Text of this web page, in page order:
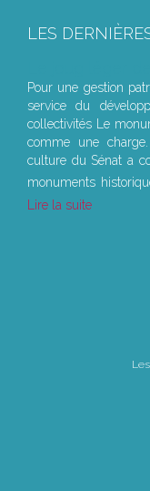
LES
Pour une gestion
service du
collectivités Le
comme une
culture du Sénat a
monuments
Lire la suite